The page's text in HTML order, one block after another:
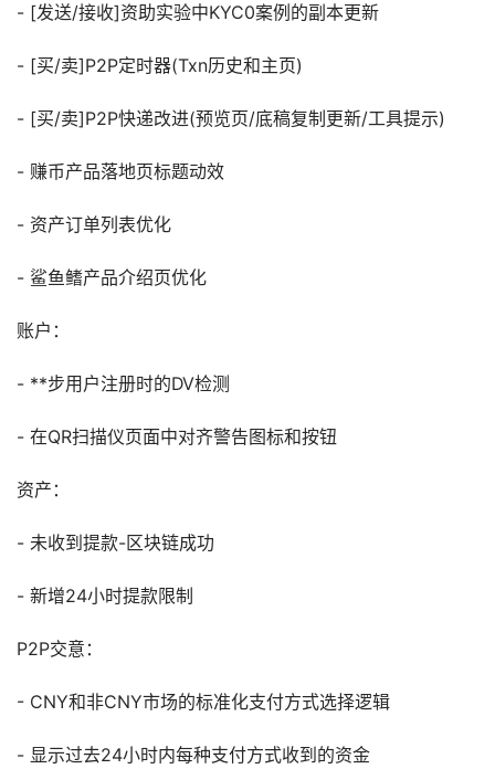
- [发送/接收]资助实验中KYC0案例的副本更新
- [买/卖]P2P定时器(Txn历史和主页)
- [买/卖]P2P快递改进(预览页/底稿复制更新/工具提示)
- 赚币产品落地页标题动效
- 资产订单列表优化
- 鲨鱼鳍产品介绍页优化
账户：
- **步用户注册时的DV检测
- 在QR扫描仪页面中对齐警告图标和按钮
资产：
- 未收到提款-区块链成功
- 新增24小时提款限制
P2P交意：
- CNY和非CNY市场的标准化支付方式选择逻辑
- 显示过去24小时内每种支付方式收到的资金